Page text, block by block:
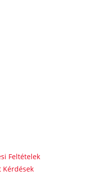
Feltételek
Kérdések